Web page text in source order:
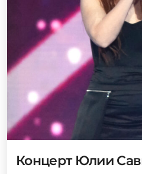
Концерт Юлии